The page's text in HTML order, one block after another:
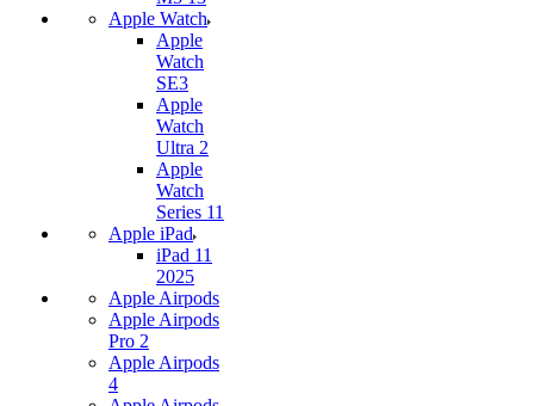
Apple Watch
Apple
Watch
SE3
Apple
Watch
Ultra 2
Apple
Watch
Series 11
Apple iPad
iPad 11
2025
Apple Airpods
Apple Airpods
Pro 2
Apple Airpods
4